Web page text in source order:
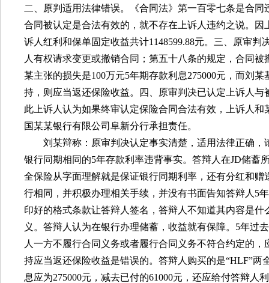
二、原判适用法律错误。《合同法》第一百零七条是合
合同被认定是合法有效的，就不存在上诉人违约之说。
诉人红利和保单固定收益共计1148599.88元。三、原审判
人有权请求变更或撤销合同；第五十八条的规定，合同
某主张的损失是100万元5年期存款利息275000元，而刘某
持，则应当返还保险收益。四、原审判决已认定上诉人
此上诉人认为如果终审认定保险合同合法有效，上诉人
国某某银行有限公司阜新分行承担责任。
刘某辩称：原审判决认定事实清楚，适用法律正确
银行同期相同的5年存款利率违背事实。答辩人在JD储蓄
全保险从字面理解就是保证银行同期利率，还有分红和
行相同，并积极办理相关手续，并没有书面告知答辩人 5
印好的格式条款让答辩人签名，答辩人不知道其内容是
义。答辩人认为在银行办理储蓄，收益就有保障。 5年过
人一方不履行合同义务或者履行合同义务不符合约定的
持应当返还保险收益是错误的。答辩人购买的是“HLF”两
息应为275000元，减去已付的61000元，还应给付答辩人